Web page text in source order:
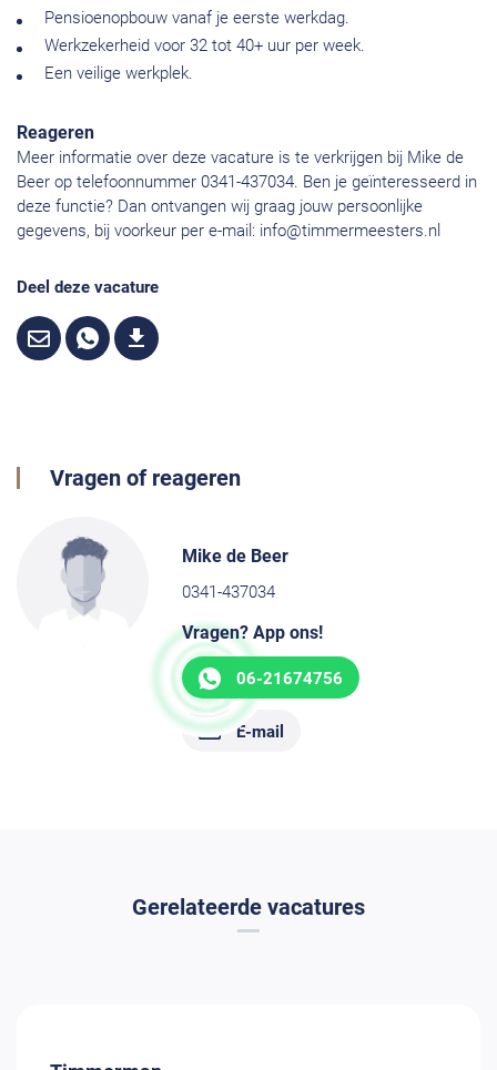
Pensioenopbouw vanaf je eerste werkdag.
Werkzekerheid voor 32 tot 40+ uur per week.
Een veilige werkplek.
Reageren
Meer informatie over deze vacature is te verkrijgen bij Mike de
Beer op telefoonnummer 0341-437034. Ben je geïnteresseerd in
deze functie? Dan ontvangen wij graag jouw persoonlijke
gegevens, bij voorkeur per e-mail: info@timmermeesters.nl
Deel deze vacature
Vragen of reageren
Mike de Beer
0341-437034
Vragen? App ons!
06-21674756
E-mail
Gerelateerde vacatures